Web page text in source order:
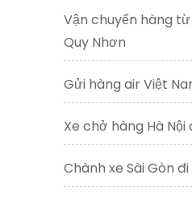
Vận chuyển hàng
Quy Nhơn
Gửi hàng air Việt
Xe chở hàng Hà Nội
Chành xe Sài Gòn